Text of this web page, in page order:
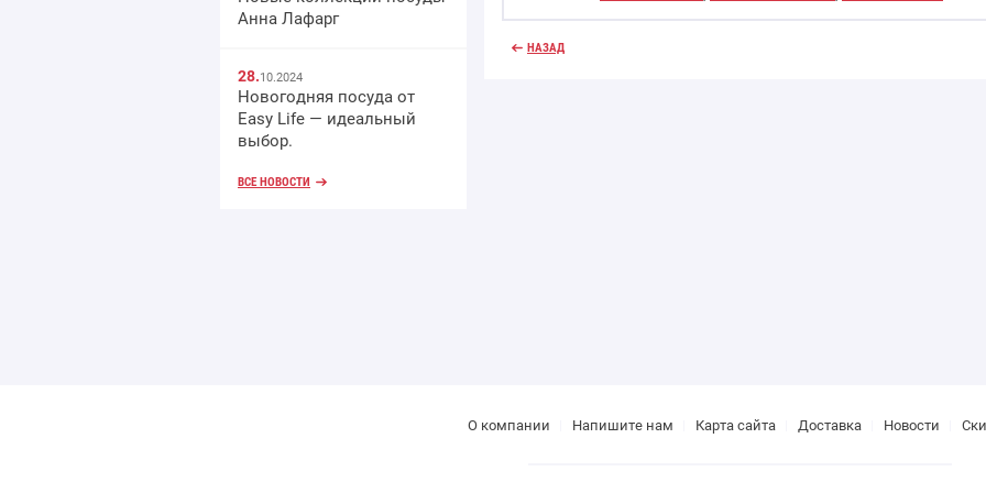
Анна Лафарг
28.10.2024
Новогодняя посуда от
Easy Life — идеальный
выбор.
ВСЕ НОВОСТИ
НАЗАД
О компании Напишите нам Карта сайта Доставка Новости